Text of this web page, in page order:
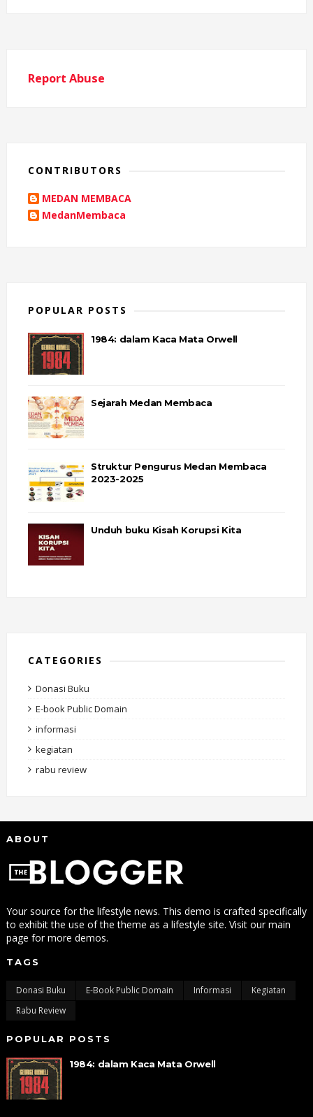
Report Abuse
CONTRIBUTORS
MEDAN MEMBACA
MedanMembaca
POPULAR POSTS
1984: dalam Kaca Mata Orwell
Sejarah Medan Membaca
Struktur Pengurus Medan Membaca
2023-2025
Unduh buku Kisah Korupsi Kita
CATEGORIES
Donasi Buku
E-book Public Domain
informasi
kegiatan
rabu review
ABOUT
Your source for the lifestyle news. This demo is crafted specifically
to exhibit the use of the theme as a lifestyle site. Visit our main
page for more demos.
TAGS
Donasi Buku E-Book Public Domain Informasi
Kegiatan
Rabu Review
POPULAR POSTS
1984: dalam Kaca Mata Orwell